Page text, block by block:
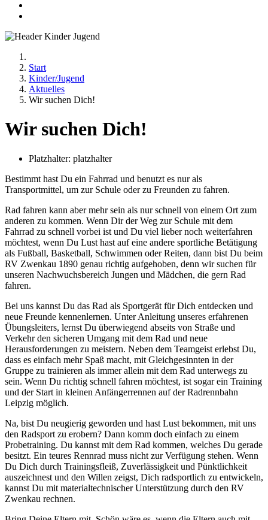
Start
Kinder/Jugend
Aktuelles
Wir suchen Dich!
Wir suchen Dich!
Platzhalter: platzhalter
Bestimmt hast Du ein Fahrrad und benutzt es nur als
Transportmittel, um zur Schule oder zu Freunden zu fahren.
Rad fahren kann aber mehr sein als nur schnell von einem Ort zum
anderen zu kommen. Wenn Dir der Weg zur Schule mit dem
Fahrrad zu schnell vorbei ist und Du viel lieber noch weiterfahren
möchtest, wenn Du Lust hast auf eine andere sportliche Betätigung
als Fußball, Basketball, Schwimmen oder Reiten, dann bist Du beim
RV Zwenkau 1890 genau richtig aufgehoben, denn wir suchen für
unseren Nachwuchsbereich Jungen und Mädchen, die gern Rad
fahren.
Bei uns kannst Du das Rad als Sportgerät für Dich entdecken und
neue Freunde kennenlernen. Unter Anleitung unseres erfahrenen
Übungsleiters, lernst Du überwiegend abseits von Straße und
Verkehr den sicheren Umgang mit dem Rad und neue
Herausforderungen zu meistern. Neben dem Teamgeist erlebst Du,
dass es einfach mehr Spaß macht, mit Gleichgesinnten in der
Gruppe zu trainieren als immer allein mit dem Rad unterwegs zu
sein. Wenn Du richtig schnell fahren möchtest, ist sogar ein Training
und der Start in kleinen Anfängerrennen auf der Radrennbahn
Leipzig möglich.
Na, bist Du neugierig geworden und hast Lust bekommen, mit uns
den Radsport zu erobern? Dann komm doch einfach zu einem
Probetraining. Du kannst mit dem Rad kommen, welches Du gerade
besitzt. Ein teures Rennrad muss nicht zur Verfügung stehen. Wenn
Du Dich durch Trainingsfleiß, Zuverlässigkeit und Pünktlichkeit
auszeichnest und den Willen zeigst, Dich radsportlich zu entwickeln,
kannst Du mit materialtechnischer Unterstützung durch den RV
Zwenkau rechnen.